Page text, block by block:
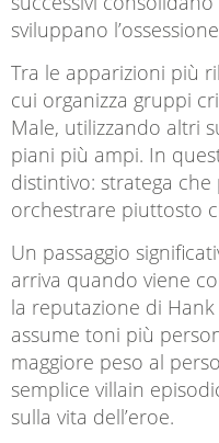
sviluppano
Tra le apparizioni più
cui organizza gruppi
Male, utilizzando altri
piani più ampi. In
distintivo: stratega
orchestrare piuttosto
Un passaggio
arriva quando viene
la reputazione di
assume toni più
maggiore peso al
semplice villain
sulla vita dell’eroe.